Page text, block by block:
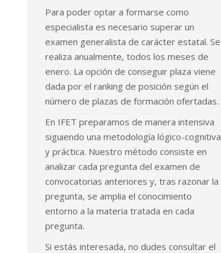
Para poder optar a formarse como
especialista es necesario superar un
examen generalista de carácter estatal. Se
realiza anualmente, todos los meses de
enero. La opción de conseguir plaza viene
dada por el ranking de posición según el
número de plazas de formación ofertadas.
En IFET preparamos de manera intensiva
siguiendo una metodología lógico-cognitiva
y práctica. Nuestro método consiste en
analizar cada pregunta del examen de
convocatorias anteriores y, tras razonar la
pregunta, se amplia el conocimiento
entorno a la materia tratada en cada
pregunta.
Si estás interesada, no dudes consultar el